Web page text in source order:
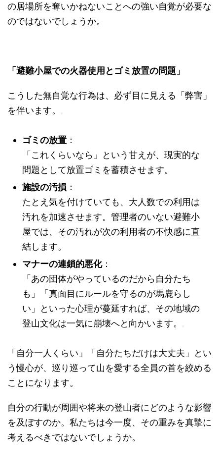
の居場所を奪いかねないことへの強い自覚が必要な
のではないでしょうか。
「避難小屋での火器使用とゴミ放置の問題」
こうした無自覚な行為は、必ず目に見える「弊害」
を伴います。
ゴミの放置 ：
「これくらいなら」という甘えが、現実的な
問題として放置ゴミを蓄積させます。
施設の汚損 ：
たとえ気を付けていても、大人数での利用は
汚れを加速させます。管理者のいない避難小
屋では、その汚れが次の利用者の不快感に直
結します。
マナーの連鎖的悪化：
「あの団体がやっているのだから自分たち
も」「真面目にルールを守るのが馬鹿らし
い」といった心理が蔓延すれば、その地域の
登山文化は一気に崩壊へと向かいます。
「自分一人くらい」「自分たちだけは大丈夫」とい
う慢心が、巡り巡って山を愛する全員の首を絞める
ことになります。
自分の行動が周囲や将来の登山者にどのような影響
を及ぼすのか。私たちは今一度、その重みを真摯に
考えるべきではないでしょうか。